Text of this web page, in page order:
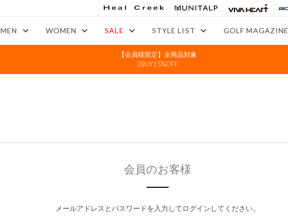
MEN WOMEN SALE STYLE LIST GOLF MAGAZINE
【会員様限定】全商品対象
2BUY15%OFF
会員のお客様
メールアドレスとパスワードを入力してログインしてください。